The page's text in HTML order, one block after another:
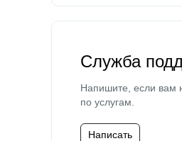
Служба
Напишите, если вам
по услугам.
Написать